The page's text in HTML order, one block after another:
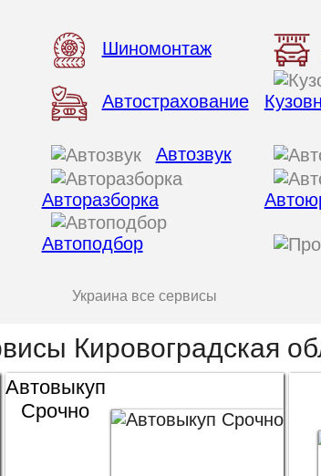
Шиномонтаж
Автострахование
Автозвук
Авторазборка
Автоподбор
Украина все сервисы
Кировоградская
Автовыкуп
Срочно